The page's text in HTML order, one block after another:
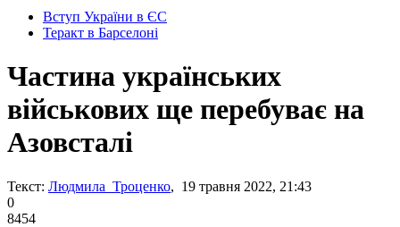
Вступ України в ЄС
Теракт в Барселоні
Частина українських
військових ще перебуває на
Азовсталі
Текст: Людмила Троценко, 19 травня 2022, 21:43
0
8454